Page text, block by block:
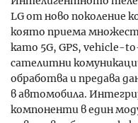
LG от ново поколение
която приема
като 5G, GPS, vehicle-
сателитни
обработва и предава
в автомобила.
компоненти в един